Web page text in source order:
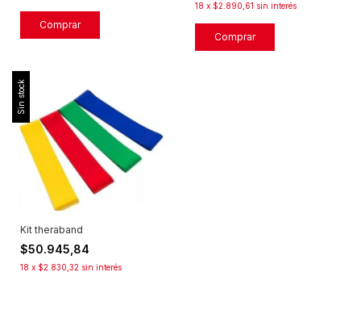
Comprar
18 x $2.890,61 sin interés
Comprar
Sin stock
Kit theraband
$50.945,84
18 x $2.830,32 sin interés